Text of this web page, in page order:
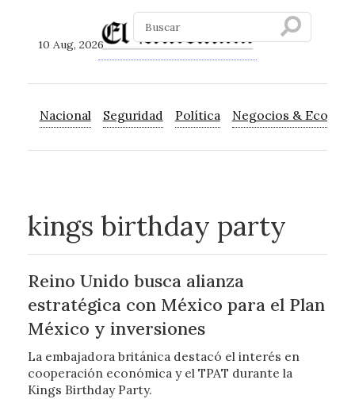
10 Aug, 2026
Nacional Seguridad Política Negocios &
kings birthday party
Reino Unido busca alianza
estratégica con México para el Plan
México y inversiones
La embajadora británica destacó el interés en
cooperación económica y el TPAT durante la
Kings Birthday Party.